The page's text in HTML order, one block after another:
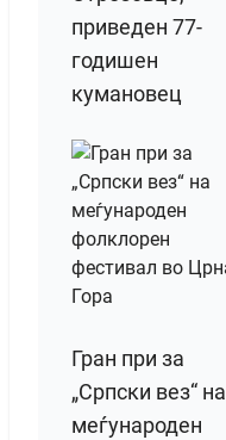
приведен 77-
годишен
кумановец
Гран при за
„Српски вез“ на
меѓународен